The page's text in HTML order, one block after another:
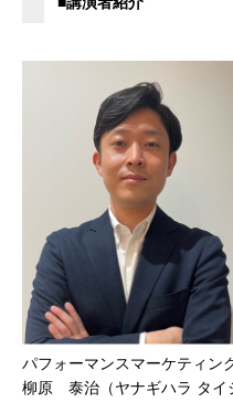
パフォーマンスマーケティ
柳原 泰治（ヤナギハラ タイ